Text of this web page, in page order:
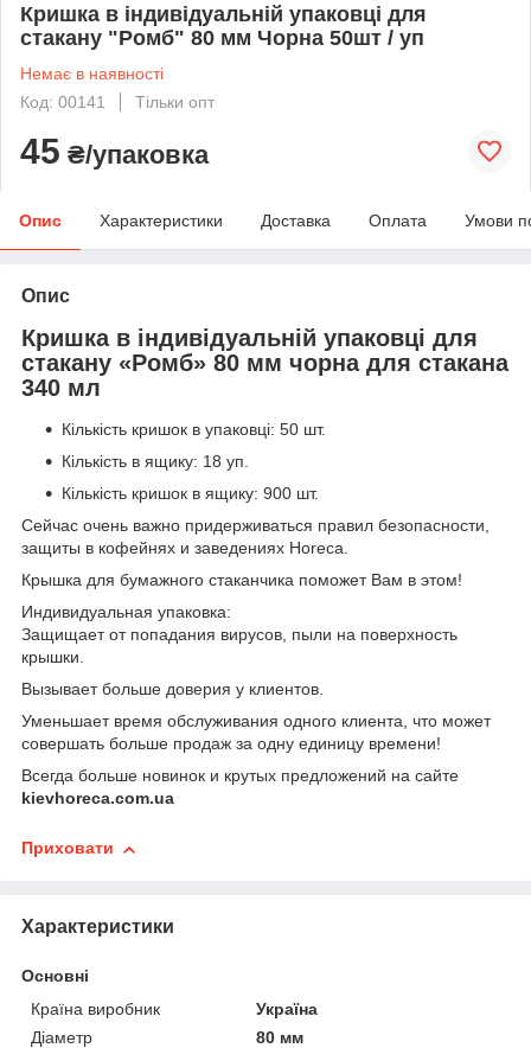
Кришка в індивідуальній упаковці для
стакану "Ромб" 80 мм Чорна 50шт / уп
Немає в наявності
Код: 00141
Тільки опт
45 ₴/упаковка
Опис Характеристики Доставка Оплата Умови
Опис
Кришка в індивідуальній упаковці для
стакану «Ромб» 80 мм чорна для стакана
340 мл
Кількість кришок в упаковці: 50 шт.
Кількість в ящику: 18 уп.
Кількість кришок в ящику: 900 шт.
Сейчас очень важно придерживаться правил безопасности,
защиты в кофейнях и заведениях Horeca.
Крышка для бумажного стаканчика поможет Вам в этом!
Индивидуальная упаковка:
Защищает от попадания вирусов, пыли на поверхность
крышки.
Вызывает больше доверия у клиентов.
Уменьшает время обслуживания одного клиента, что может
совершать больше продаж за одну единицу времени!
Всегда больше новинок и крутых предложений на сайте
kievhoreca.com.ua
Приховати
Характеристики
Основні
Країна виробник
Україна
Діаметр
80 мм